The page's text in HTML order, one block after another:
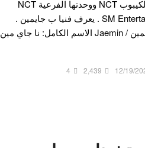
وعضو في مجموعة الكيبوب NCT ووحدتها الفرعية NCT
Dream تحت SM Entertainment . يعرف فنيا ب جايمين .
الاسم المسرحي: جايمين / Jaemin الاسم الكامل: نا جاي مين
12/19/
2,439
4